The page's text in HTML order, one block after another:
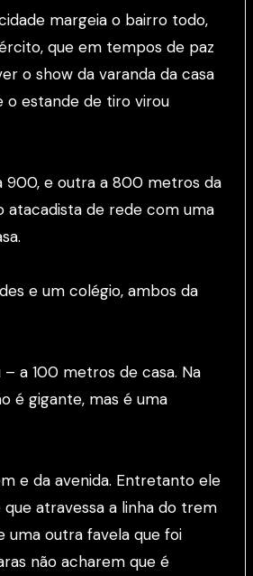
margeia o bairro todo,
que em tempos de paz
o show da varanda da casa
o estande de tiro virou
900, e outra a 800 metros da
atacadista de rede com uma
e um colégio, ambos da
a 100 metros de casa. Na
é gigante, mas é uma
e da avenida. Entretanto ele
atravessa a linha do trem
uma outra favela que foi
não acharem que é